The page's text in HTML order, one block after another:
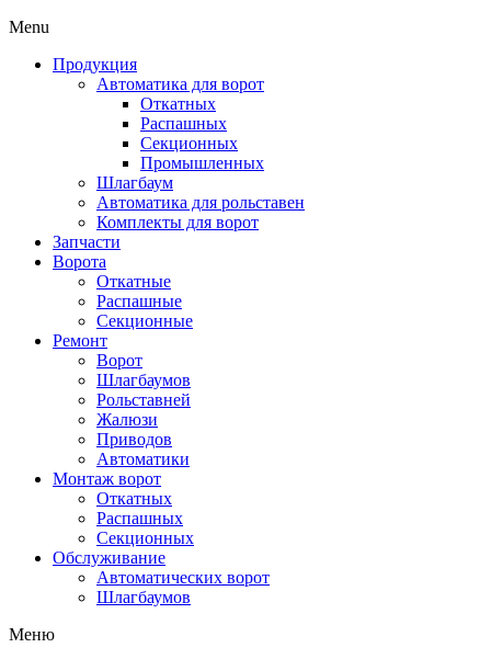
Menu
Продукция
Автоматика для ворот
Откатных
Распашных
Секционных
Промышленных
Шлагбаум
Автоматика для рольставен
Комплекты для ворот
Запчасти
Ворота
Откатные
Распашные
Секционные
Ремонт
Ворот
Шлагбаумов
Рольставней
Жалюзи
Приводов
Автоматики
Монтаж ворот
Откатных
Распашных
Секционных
Обслуживание
Автоматических ворот
Шлагбаумов
Меню